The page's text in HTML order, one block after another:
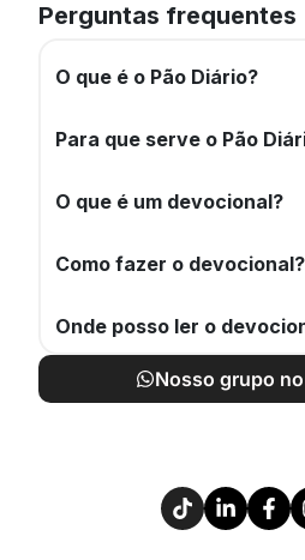
Perguntas frequentes
O que é o Pão Diário?
Para que serve o Pão
O que é um devocional?
Como fazer o devocional?
Onde posso ler o
Nosso grupo